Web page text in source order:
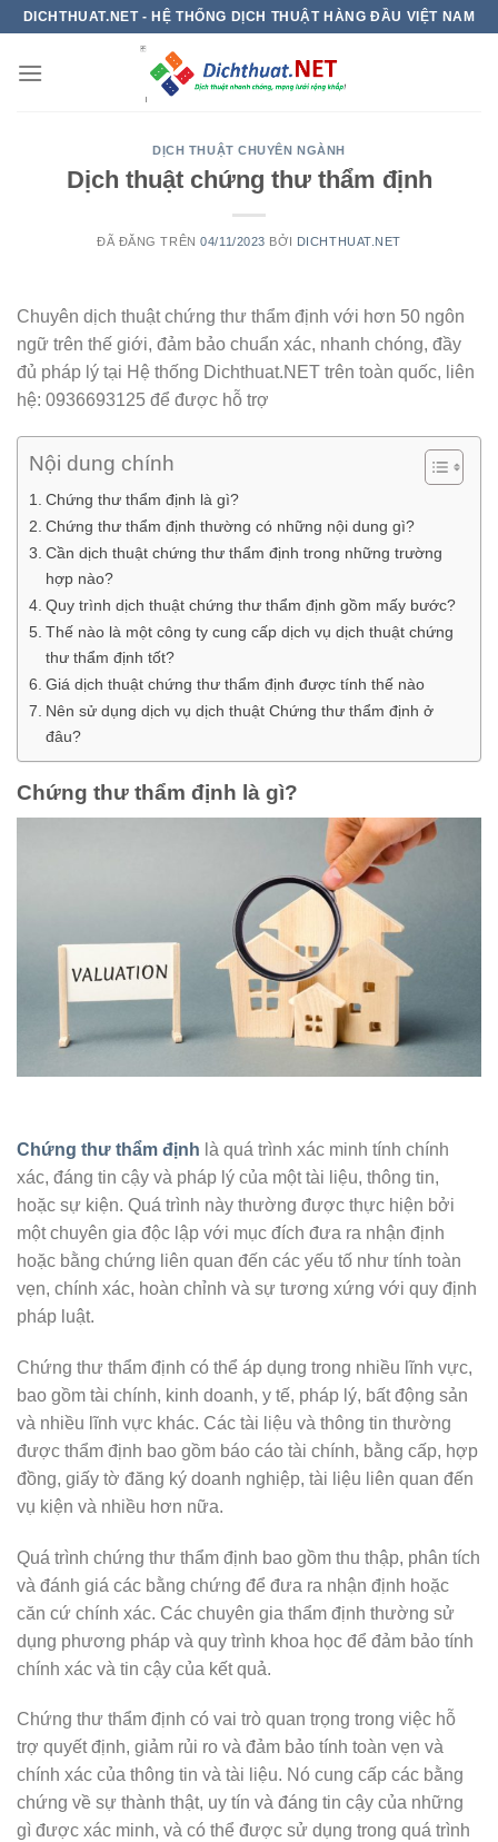
Chuyển
nội
DICHTHUAT.NET - HỆ THỐNG DỊCH THUẬT HÀNG ĐẦU VIỆT NAM
DỊCH THUẬT CHUYÊN NGÀNH
Dịch thuật chứng thư thẩm định
ĐÃ ĐĂNG TRÊN04/11/2023 BỞI DICHTHUAT.NET
Chuyên dịch thuật chứng thư thẩm định với hơn 50 ngôn
ngữ trên thế giới, đảm bảo chuẩn xác, nhanh chóng, đầy
đủ pháp lý tại Hệ thống Dichthuat.NET trên toàn quốc, liên
hệ: 0936693125 để được hỗ trợ
Nội dung chính
Chứng thư thẩm định là gì?
Chứng thư thẩm định thường có những nội dung gì?
Cần dịch thuật chứng thư thẩm định trong những trường
hợp nào?
Quy trình dịch thuật chứng thư thẩm định gồm mấy bước?
Thế nào là một công ty cung cấp dịch vụ dịch thuật chứng
thư thẩm định tốt?
Giá dịch thuật chứng thư thẩm định được tính thế nào
Nên sử dụng dịch vụ dịch thuật Chứng thư thẩm định ở
đâu?
Chứng thư thẩm định là gì?
Chứng thư thẩm định là quá trình xác minh tính chính
xác, đáng tin cậy và pháp lý của một tài liệu, thông tin,
hoặc sự kiện. Quá trình này thường được thực hiện bởi
một chuyên gia độc lập với mục đích đưa ra nhận định
hoặc bằng chứng liên quan đến các yếu tố như tính toàn
vẹn, chính xác, hoàn chỉnh và sự tương xứng với quy định
pháp luật.
Chứng thư thẩm định có thể áp dụng trong nhiều lĩnh vực,
bao gồm tài chính, kinh doanh, y tế, pháp lý, bất động sản
và nhiều lĩnh vực khác. Các tài liệu và thông tin thường
được thẩm định bao gồm báo cáo tài chính, bằng cấp, hợp
đồng, giấy tờ đăng ký doanh nghiệp, tài liệu liên quan đến
vụ kiện và nhiều hơn nữa.
Quá trình chứng thư thẩm định bao gồm thu thập, phân tích
và đánh giá các bằng chứng để đưa ra nhận định hoặc
căn cứ chính xác. Các chuyên gia thẩm định thường sử
dụng phương pháp và quy trình khoa học để đảm bảo tính
chính xác và tin cậy của kết quả.
Chứng thư thẩm định có vai trò quan trọng trong việc hỗ
trợ quyết định, giảm rủi ro và đảm bảo tính toàn vẹn và
chính xác của thông tin và tài liệu. Nó cung cấp các bằng
chứng về sự thành thật, uy tín và đáng tin cậy của những
gì được xác minh, và có thể được sử dụng trong quá trình